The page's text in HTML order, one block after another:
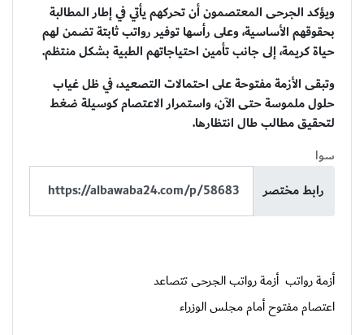
ويؤكد الجرحى المعتصمون أن تحركهم يأتي في إطار المطالبة
بحقوقهم الأساسية، وعلى رأسها توفير رواتب ثابتة تضمن لهم
حياة كريمة، إلى جانب تأمين احتياجاتهم الطبية بشكل منتظم.
وتبقى الأزمة مفتوحة على احتمالات التصعيد، في ظل غياب
حلول ملموسة حتى الآن، واستمرار الاعتصام كوسيلة ضغط
لتحقيق مطالب طال انتظارها.
سوا
رابط مختصر
أزمة رواتب أزمة رواتب الجرحى تتصاعد
اعتصام مفتوح أمام مجلس الوزراء